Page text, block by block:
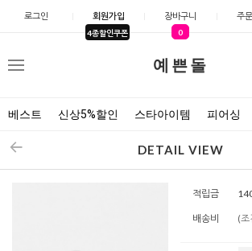
로그인 회원가입
4종할인쿠폰
장바구니
0
주
예쁜돌
메
베스트 신상5%할인 스타아이템 피어싱
DETAIL VIEW
적립금
배송비 (조